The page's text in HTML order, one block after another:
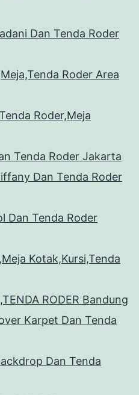
Dan Tenda Roder
Roder Area
Roder,Meja
Tenda Roder Jakarta
Dan Tenda Roder
Dan Tenda Roder
Kotak,Kursi,Tenda
RODER Bandung
Karpet Dan Tenda
Dan Tenda